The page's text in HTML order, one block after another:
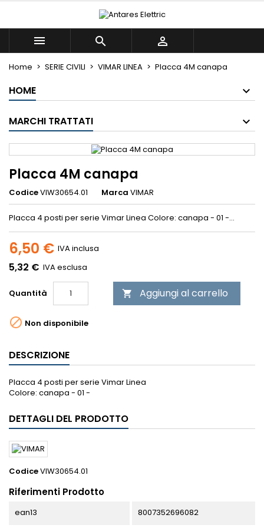
  
Home SERIE CIVILI VIMAR LINEA Placca 4M canapa
HOME
MARCHI TRATTATI
Placca 4M canapa
CodiceVIW30654.01 Marca VIMAR
Placca 4 posti per serie Vimar Linea Colore: canapa - 01 -...
6,50 € IVA inclusa
5,32 € IVA esclusa
Quantità  Aggiungi al carrello
 Non disponibile
DESCRIZIONE
Placca 4 posti per serie Vimar Linea
Colore: canapa - 01 -
DETTAGLI DEL PRODOTTO
CodiceVIW30654.01
Riferimenti Prodotto
ean13 8007352696082
Le mie liste di desideri ×
add_circle_outlineCrea nuova lista
×
×
Devi avere effettuato l'accesso per salvare dei
prodotti nella tua lista dei desideri.
((cancelText)) ((loginText))